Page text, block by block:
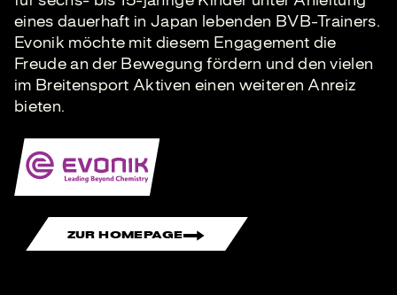
eines dauerhaft in Japan lebenden BVB-Trainers.
Evonik möchte mit diesem Engagement die
Freude an der Bewegung fördern und den vielen
im Breitensport Aktiven einen weiteren Anreiz
bieten.
ZUR HOMEPAGE